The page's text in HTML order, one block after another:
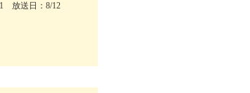
放送日：8/12